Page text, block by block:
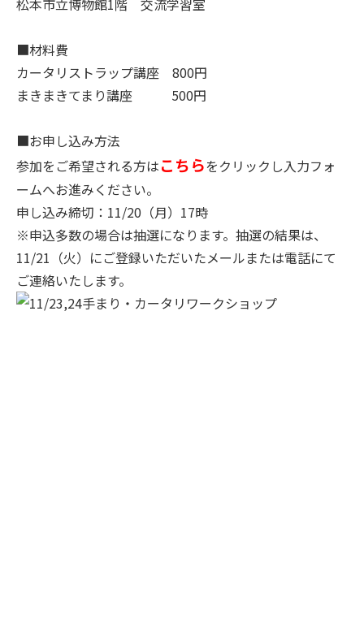
松本市立博物館1階 交流学習室
■材料費
カータリストラップ講座 800円
まきまきてまり講座 500円
■お申し込み方法
参加をご希望される方はこちらをクリックし入力フォ
ームへお進みください。
申し込み締切：11/20（月）17時
※申込多数の場合は抽選になります。抽選の結果は、
11/21（火）にご登録いただいたメールまたは電話にて
ご連絡いたします。